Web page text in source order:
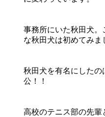
事務所にいた秋田犬。
な秋田犬は初めてみま
秋田犬を有名にしたの
公！！
高校のテニス部の先輩